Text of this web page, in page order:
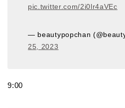
pic.twitter.com/2i0lr4aVEc
— beautypopchan
25, 2023
9:00